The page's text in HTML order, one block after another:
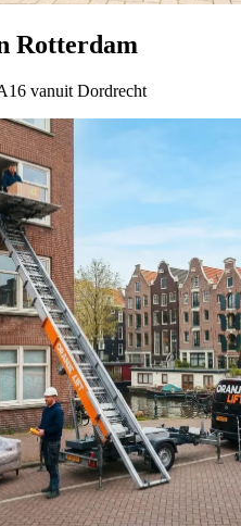
Rotterdam
vanuit Dordrecht